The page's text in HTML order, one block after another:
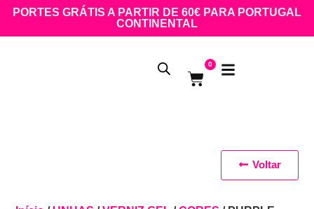
PORTES GRÁTIS A PARTIR DE 60€ PARA PORTUGAL
CONTINENTAL
0
Voltar